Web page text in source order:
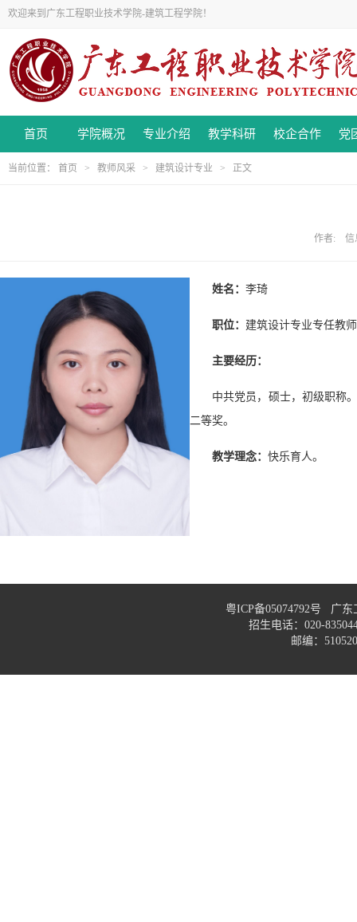
欢迎来到广东工程职业技术学院-建筑工程学院！
首页 学院概况 专业介绍 教学科研 校企合作 党
当前位置： 首页 > 教师风采 > 建筑设计专业 > 正文
作者: 信
姓名： 李琦
职位： 建筑设计专业专任教师
主要经历：
中共党员，硕士，初级职称
二等奖。
教学理念： 快乐育人。
粤ICP备05074792号 广
招生电话：020-
邮编：